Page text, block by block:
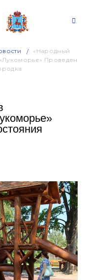
«Народный
Проведен